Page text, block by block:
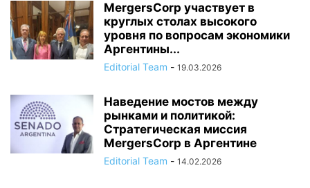
MergersCorp участвует в
круглых столах высокого
уровня по вопросам экономики
Аргентины...
Editorial Team - 19.03.2026
Наведение мостов между
рынками и политикой:
Стратегическая миссия
MergersCorp в Аргентине
Editorial Team - 14.02.2026